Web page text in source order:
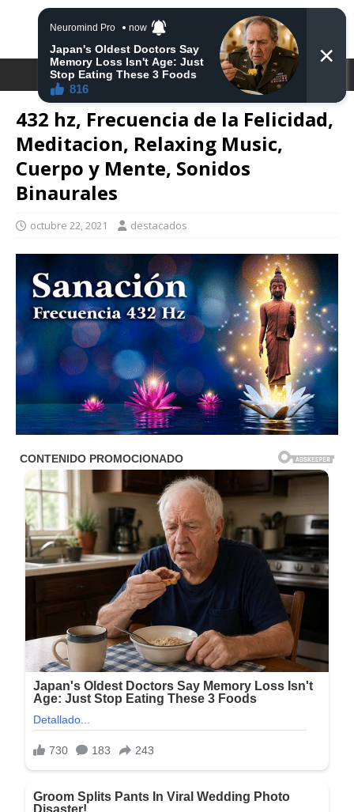
DESTACA2
432 hz, Frecuencia de la Felicidad,
Meditacion, Relaxing Music,
Cuerpo y Mente, Sonidos
Binaurales
octubre 22, 2021 destacados